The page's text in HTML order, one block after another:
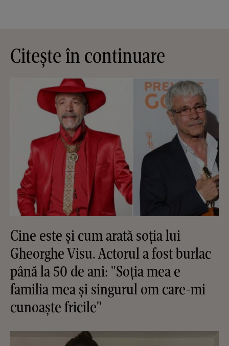
Citește în continuare
Cine este și cum arată soția lui
Gheorghe Visu. Actorul a fost burlac
până la 50 de ani: "Soția mea e
familia mea și singurul om care-mi
cunoaște fricile"